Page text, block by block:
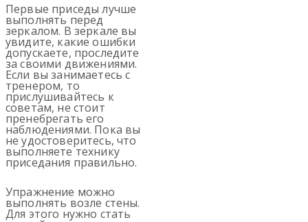
Первые приседы лучше
выполнять перед
зеркалом. В зеркале вы
увидите, какие ошибки
допускаете, проследите
за своими движениями.
Если вы занимаетесь с
тренером, то
прислушивайтесь к
советам, не стоит
пренебрегать его
наблюдениями. Пока вы
не удостоверитесь, что
выполняете технику
приседания правильно.
Упражнение можно
выполнять возле стены.
Для этого нужно стать